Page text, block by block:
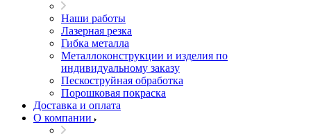
Наши работы
Лазерная резка
Гибка металла
Металлоконструкции и изделия по
индивидуальному заказу
Пескоструйная обработка
Порошковая покраска
Доставка и оплата
О компании